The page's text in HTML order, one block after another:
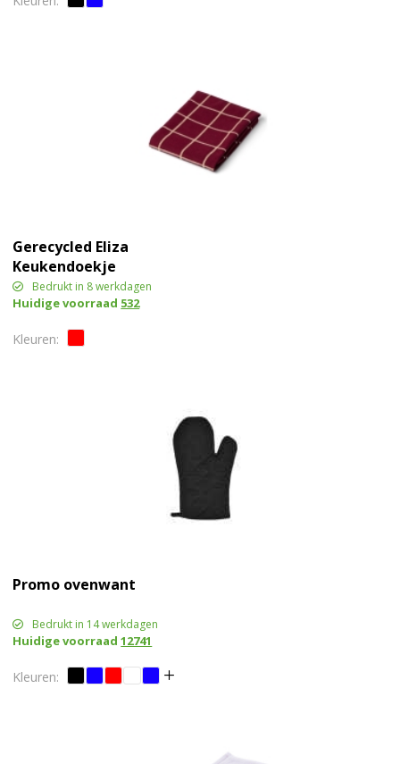
Gerecycled Eliza
Keukendoekje
Bedrukt in 8 werkdagen
Huidige voorraad 532
Promo ovenwant
Bedrukt in 14 werkdagen
Huidige voorraad12741